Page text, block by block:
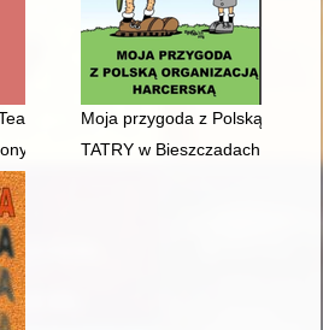
Drammatico del 2o Corpo
Moja przygoda z Polską
w czasie uroczystości
TATRY w Bieszczadach :